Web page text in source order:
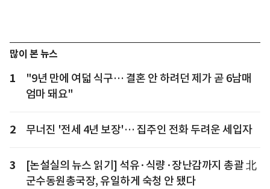
많이 본 뉴스
1
"9년 만에 여덟 식구… 결혼 안 하려던 제가 곧 6남매
엄마 돼요"
2 무너진 '전세 4년 보장'… 집주인 전화 두려운 세입자
3
[논설실의 뉴스 읽기] 석유·식량·장난감까지 총괄 北
군수동원총국장, 유일하게 숙청 안 됐다